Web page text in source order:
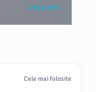
VEZI TOT
Cele mai folosite